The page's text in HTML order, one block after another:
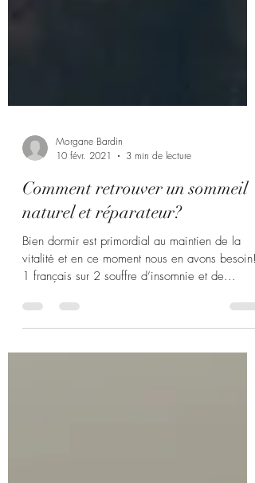
Morgane Bardin
10 févr. 2021
Comment retrouver un sommeil
naturel et réparateur?
Bien dormir est primordial au maintien de la
vitalité et en ce moment nous en avons besoin!